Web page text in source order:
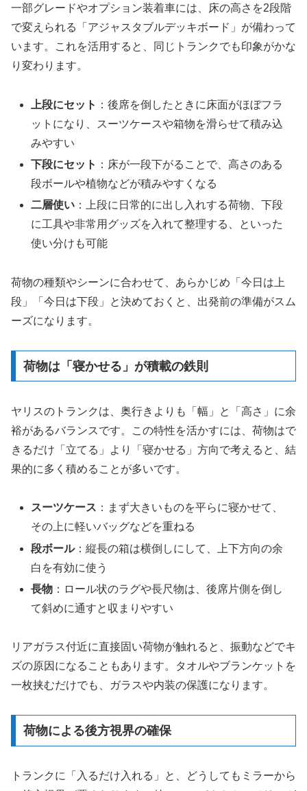
一部グレードやオプション装着車には、床の高さを2段階
で変えられる「アジャスタブルデッキボード」が備わって
います。これを活用すると、同じトランクでも印象がかな
り変わります。
上段にセット ：後席を倒したときに床面がほぼフラ
ットになり、スーツケースや箱物を滑らせて積み込
みやすい
下段にセット ：床が一段下がることで、高さのある
段ボールや植物などが積みやすくなる
二層使い ：上段に日常的に出し入れする荷物、下段
に工具や非常用グッズを入れて整理する、といった
使い分けも可能
荷物の種類やシーンに合わせて、あらかじめ「今日は上
段」「今日は下段」と決めておくと、出発前の準備がスム
ーズになります。
荷物は「寝かせる」が積載の鉄則
ヤリスのトランクは、奥行きよりも「幅」と「高さ」に余
裕があるバランスです。この特性を活かすには、荷物はで
きるだけ「立てる」より「寝かせる」方向で考えると、結
果的に多く積めることが多いです。
スーツケース ：まず大きいものを平らに寝かせて、
その上に軽いバッグなどを重ねる
段ボール：縦長の箱は横倒しにして、上下方向の余
白を有効に使う
長物 ：ロール状のラグや長尺物は、後席片側を倒し
て斜めに通すと収まりやすい
リアガラス付近に直接固い荷物が触れると、振動などでキ
ズの原因になることもあります。タオルやブランケットを
一枚挟むだけでも、ガラスや内装の保護になります。
荷物による後方視界の確保
トランクに「入るだけ入れる」と、どうしてもミラーから